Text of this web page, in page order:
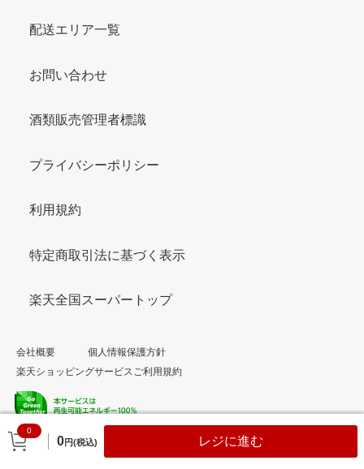
0
0円(税込) レジに進む
配送エリア一覧
お問い合わせ
酒類販売管理者標識
プライバシーポリシー
利用規約
特定商取引法に基づく表示
楽天全国スーパートップ
会社概要
個人情報保護方針
楽天ショッピングサービスご利用規約
© Rakuten Group, Inc.